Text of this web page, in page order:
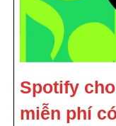
Spotify
miễn phí